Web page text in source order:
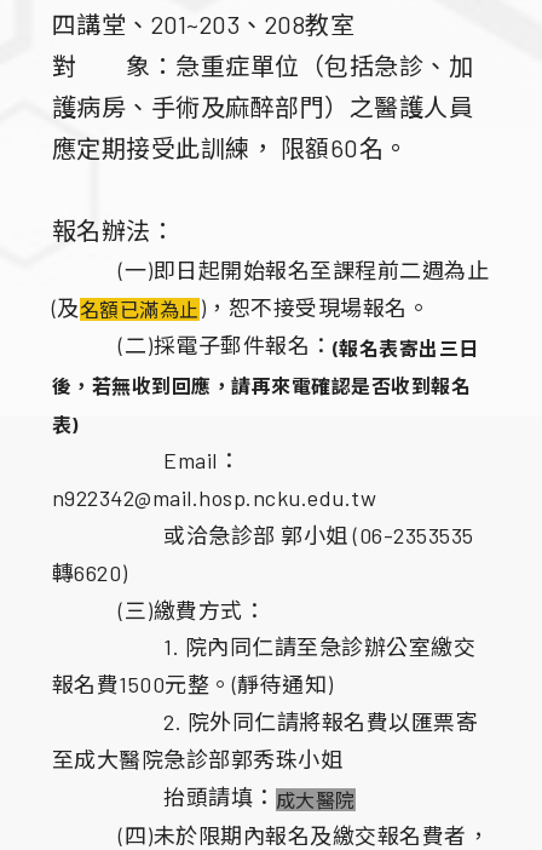
四講堂、201~203、208教室
對 象：急重症單位（包括急診、加
護病房、手術及麻醉部門）之醫護人員
應定期接受此訓練， 限額60名。
報名辦法：
(一)即日起開始報名至課程前二週為止
(及名額已滿為止)，恕不接受現場報名。
(二)採電子郵件報名： (報名表寄出三日
後，若無收到回應，請再來電確認是否收到報名
表)
Email：
n922342@mail.hosp.ncku.edu.tw
或洽急診部 郭小姐 (06-2353535
轉6620)
(三)繳費方式：
1. 院內同仁請至急診辦公室繳交
報名費1500元整。(靜待通知)
2. 院外同仁請將報名費以匯票寄
至成大醫院急診部郭秀珠小姐
抬頭請填： 成大醫院
(四)未於限期內報名及繳交報名費者，